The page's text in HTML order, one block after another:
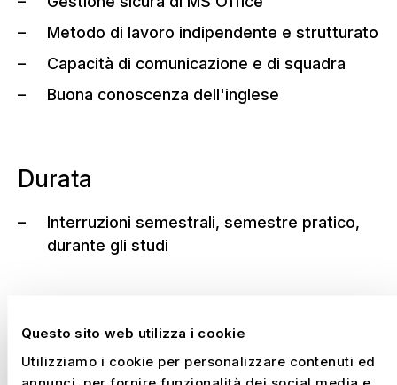
Questo sito web utilizza i cookie
Utilizziamo i cookie per personalizzare contenuti ed
Metodo di lavoro indipendente e strutturato
Capacità di comunicazione e di squadra
Buona conoscenza dell'inglese
Durata
Interruzioni semestrali, semestre pratico,
durante gli studi